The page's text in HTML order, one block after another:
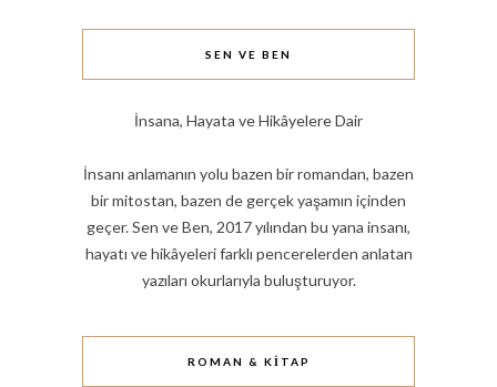
SEN VE BEN
İnsana, Hayata ve Hikâyelere Dair
İnsanı anlamanın yolu bazen bir romandan, bazen
bir mitostan, bazen de gerçek yaşamın içinden
geçer. Sen ve Ben, 2017 yılından bu yana insanı,
hayatı ve hikâyeleri farklı pencerelerden anlatan
yazıları okurlarıyla buluşturuyor.
ROMAN & KITAP